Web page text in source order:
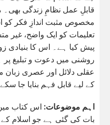
قابلِ عمل نظامِ زندگی بھی۔
مخصوص مثبت اندازِ فکر کو
تعلیمات کو ایک واضح، غیر
پیش کیا ہے۔ اس کا بنیادی
روشنی میں دعوت و تبلیغ
عقلی دلائل اور عصری زبان
کے لیے قابل فہم بنایا جا
اہم موضوعات: اس کتاب
بات کی گئی ہے جو اسلام کے